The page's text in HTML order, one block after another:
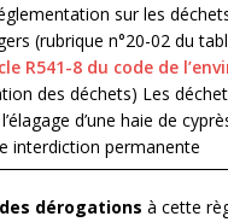
sur les
(rubrique n°20-02 du
R541-8 du code de
des déchets) Les
d’une haie de
interdiction permanente
des dérogations à cette